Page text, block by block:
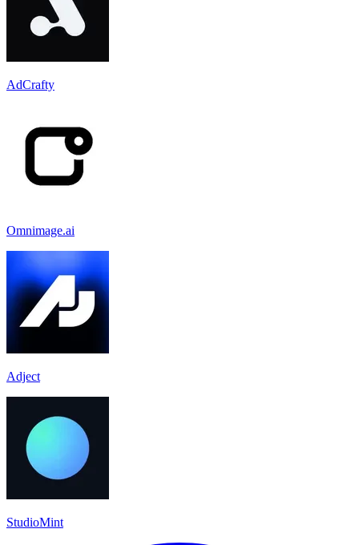
AdCrafty
Omnimage.ai
Adject
StudioMint